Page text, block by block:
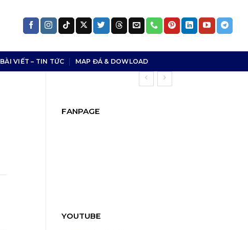
BÀI VIẾT – TIN TỨC MAP ĐÁ & DOWLOAD
FANPAGE
YOUTUBE